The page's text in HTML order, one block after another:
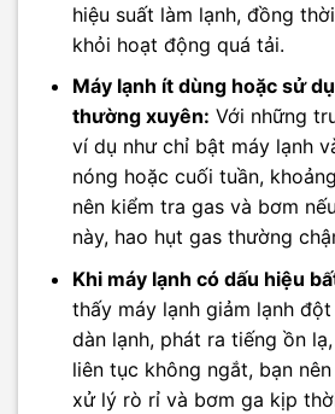
hiệu suất làm lạnh, đồng
khỏi hoạt động quá tải.
Máy lạnh ít dùng hoặc sử
thường xuyên: Với những
ví dụ như chỉ bật máy lạnh
nóng hoặc cuối tuần,
nên kiểm tra gas và bơm
này, hao hụt gas thường
Khi máy lạnh có dấu hiệu
thấy máy lạnh giảm lạnh
dàn lạnh, phát ra tiếng ồn
liên tục không ngắt, bạn
xử lý rò rỉ và bơm ga kịp